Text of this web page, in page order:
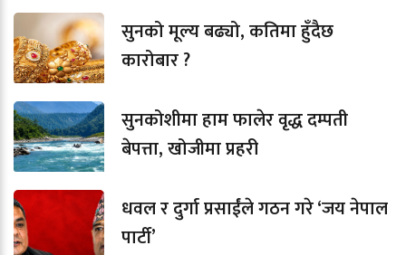
सुनको मूल्य बढ्यो, कतिमा हुँदैछ
कारोबार ?
सुनकोशीमा हाम फालेर वृद्ध दम्पती
बेपत्ता, खोजीमा प्रहरी
धवल र दुर्गा प्रसाईंले गठन गरे ‘जय नेपाल
पार्टी’